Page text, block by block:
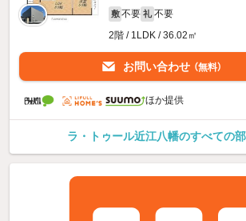
敷 不要 礼 不要
2階 / 1LDK / 36.02㎡
お問い合わせ （無料）
ほか提供
ラ・トゥール近江八幡のすべての